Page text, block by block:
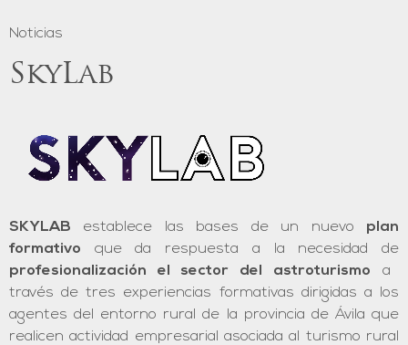
Noticias
SkyLab
SKYLAB establece las bases de un nuevo plan
formativo que da respuesta a la necesidad de
profesionalización el sector del astroturismo a
través de tres experiencias formativas dirigidas a los
agentes del entorno rural de la provincia de Ávila que
realicen actividad empresarial asociada al turismo rural